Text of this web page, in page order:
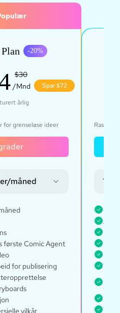
-20%
$30
/Mnd
Spar $72
årlig
for grenseløse ideer
måned
første Comic Agent
for publisering
vilkår
Rask,
Alt i
dine